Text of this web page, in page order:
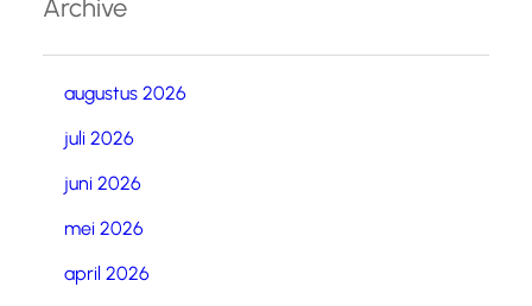
Archive
augustus 2026
juli 2026
juni 2026
mei 2026
april 2026